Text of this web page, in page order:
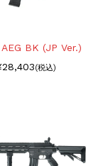
BK (JP Ver.)
(税込)